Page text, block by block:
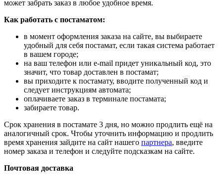
может забрать заказ в любое удобное время.
Как работать с постаматом:
в момент оформления заказа на сайте, вы выбираете
удобный для себя постамат, если такая система работает
в вашем городе;
на ваш телефон или e-mail придет уникальный код, это
значит, что товар доставлен в постамат;
вы приходите к постамату, вводите полученный код и
следует инструкциям автомата;
оплачиваете заказ в терминале постамата;
забираете товар.
Срок хранения в постамате 3 дня, но можно продлить ещё на
аналогичный срок. Чтобы уточнить информацию и продлить
время хранения зайдите на сайт нашего партнера, введите
номер заказа и телефон и следуйте подсказкам на сайте.
Почтовая доставка